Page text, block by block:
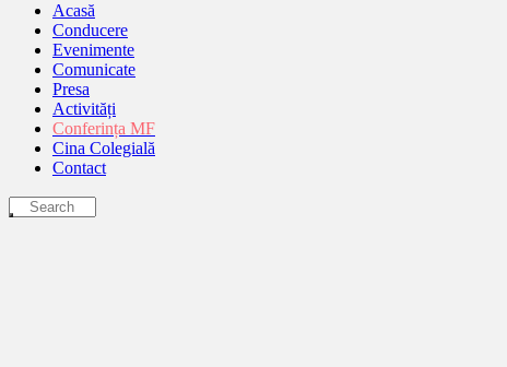
Acasă
Conducere
Evenimente
Comunicate
Presa
Activități
Conferința MF
Cina Colegială
Contact